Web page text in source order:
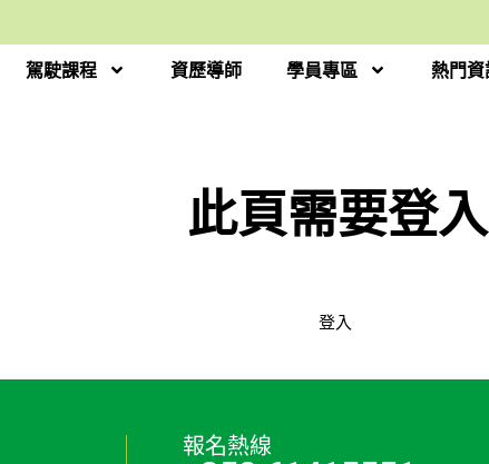
駕駛課程 資歷導師 學員專區 熱門資
此頁需要登入
登入
報名熱線